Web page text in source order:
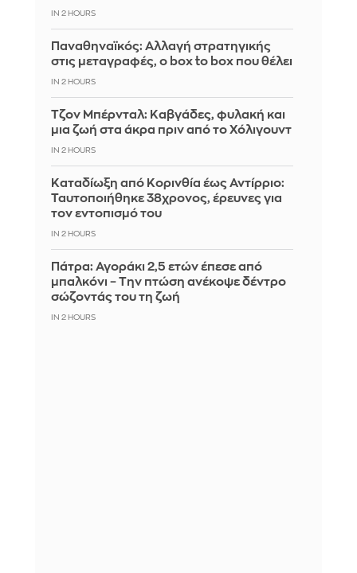
IN 2 HOURS
Παναθηναϊκός: Αλλαγή στρατηγικής
στις μεταγραφές, ο box to box που θέλει
IN 2 HOURS
Τζον Μπέρνταλ: Καβγάδες, φυλακή και
μια ζωή στα άκρα πριν από το Χόλιγουντ
IN 2 HOURS
Καταδίωξη από Κορινθία έως Αντίρριο:
Ταυτοποιήθηκε 38χρονος, έρευνες για
τον εντοπισμό του
IN 2 HOURS
Πάτρα: Αγοράκι 2,5 ετών έπεσε από
μπαλκόνι – Την πτώση ανέκοψε δέντρο
σώζοντάς του τη ζωή
IN 2 HOURS